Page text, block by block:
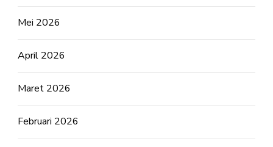
Mei 2026
April 2026
Maret 2026
Februari 2026